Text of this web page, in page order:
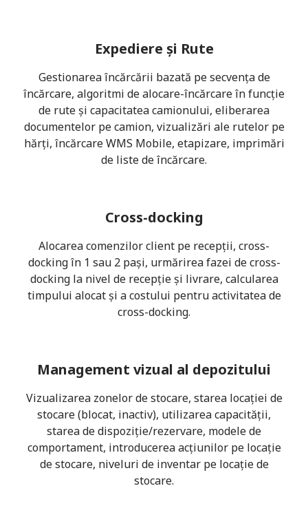
Expediere și Rute
Gestionarea încărcării bazată pe secvența de
încărcare, algoritmi de alocare-încărcare în funcție
de rute și capacitatea camionului, eliberarea
documentelor pe camion, vizualizări ale rutelor pe
hărți, încărcare WMS Mobile, etapizare, imprimări
de liste de încărcare.
Cross-docking
Alocarea comenzilor client pe recepții, cross-
docking în 1 sau 2 pași, urmărirea fazei de cross-
docking la nivel de recepție și livrare, calcularea
timpului alocat și a costului pentru activitatea de
cross-docking.
Management vizual al depozitului
Vizualizarea zonelor de stocare, starea locației de
stocare (blocat, inactiv), utilizarea capacității,
starea de dispoziție/rezervare, modele de
comportament, introducerea acțiunilor pe locație
de stocare, niveluri de inventar pe locație de
stocare.